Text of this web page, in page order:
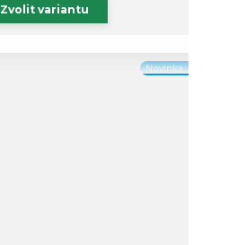
Zvolit variantu
Novinka